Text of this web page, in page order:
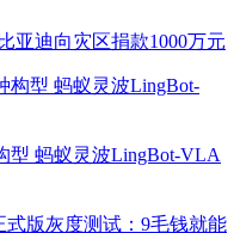
亚迪向灾区捐款1000万元
型 蚂蚁灵波LingBot-VLA